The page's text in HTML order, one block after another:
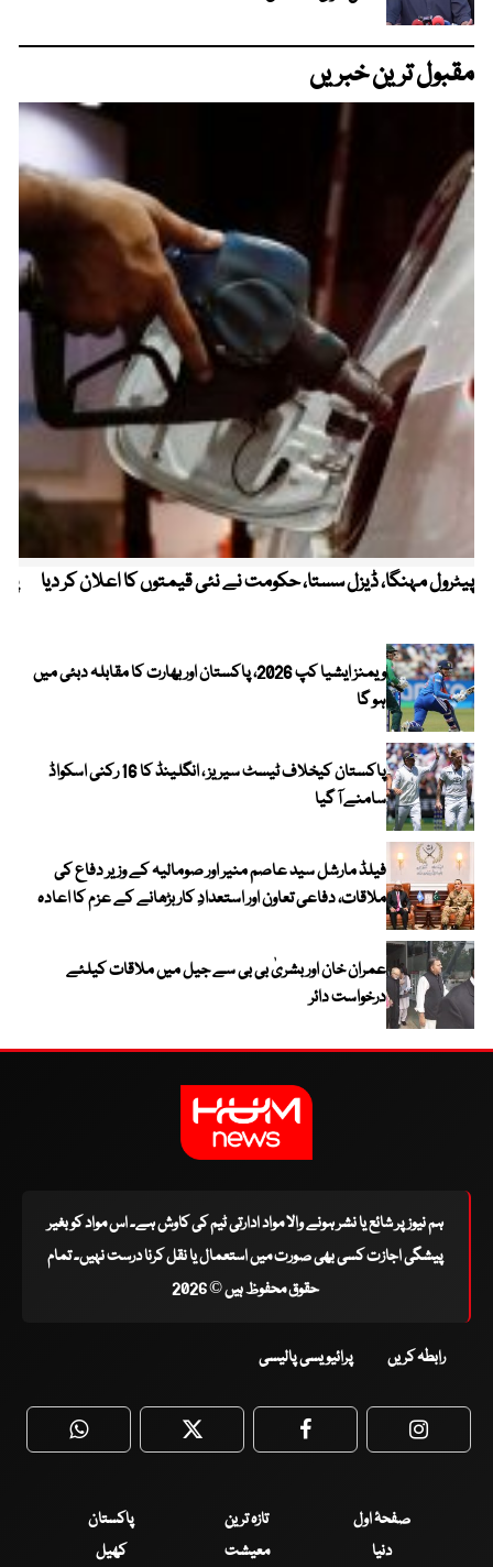
مقبول ترین خبریں
پیٹرول مہنگا، ڈیزل سستا، حکومت نے نئی قیمتوں کا اعلان کر دیا
ویمنز ایشیا کپ 2026، پاکستان اور بھارت کا مقابلہ دبئی میں
ہو گا
پاکستان کیخلاف ٹیسٹ سیریز ، انگلینڈ کا 16 رکنی اسکواڈ
سامنے آ گیا
فیلڈ مارشل سید عاصم منیر اور صومالیہ کے وزیر دفاع کی
ملاقات، دفاعی تعاون اور استعدادِ کار بڑھانے کے عزم کا اعادہ
عمران خان اور بشریٰ بی بی سے جیل میں ملاقات کیلئے
درخواست دائر
ہم نیوز پر شائع یا نشر ہونے والا مواد ادارتی ٹیم کی کاوش ہے۔ اس مواد کو بغیر
پیشگی اجازت کسی بھی صورت میں استعمال یا نقل کرنا درست نہیں۔ تمام
حقوق محفوظ ہیں © 2026
رابطہ کریں پرائیویسی پالیسی
WhatsApp Twitter Facebook
صفحۂ اول تازہ ترین
پاکستان
دنیا
معیشت کھیل